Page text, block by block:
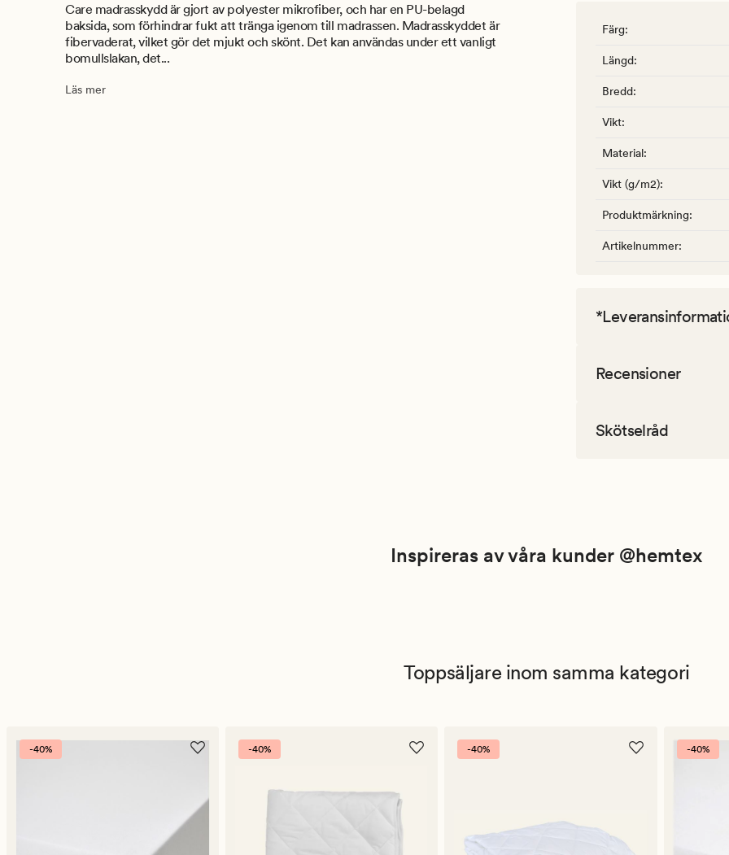
Care madrasskydd är gjort av polyester mikrofiber, och har en PU-belagd
baksida, som förhindrar fukt att tränga igenom till madrassen. Madrasskyddet är
fibervaderat, vilket gör det mjukt och skönt. Det kan användas under ett vanligt
bomullslakan, det...
Läs mer
Färg:
Längd:
Bredd:
Vikt:
Material:
Vikt (g/m2):
Produktmärkning:
Artikelnummer:
Recensioner
Skötselråd
Inspireras av våra kunder @hemtex
Toppsäljare inom samma kategori
-40% -40% -40% -40%